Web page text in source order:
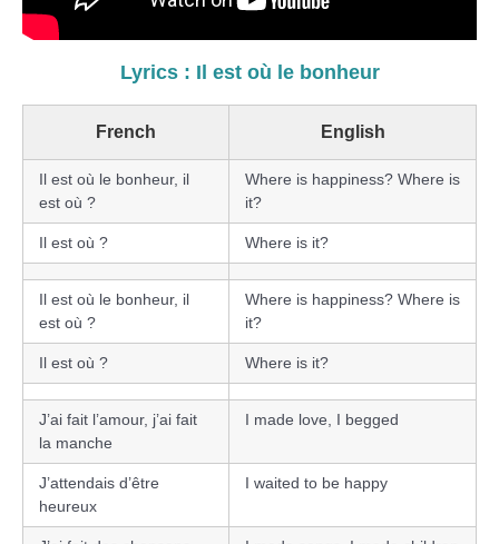
Lyrics : Il est où le bonheur
French English
Il est où le bonheur, il
est où ?
Where is happiness? Where is
it?
Il est où ? Where is it?
Il est où le bonheur, il
est où ?
Where is happiness? Where is
it?
Il est où ? Where is it?
J’ai fait l’amour, j’ai fait
la manche
I made love, I begged
J’attendais d’être
heureux
I waited to be happy